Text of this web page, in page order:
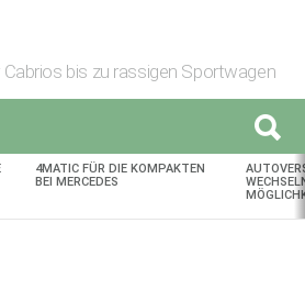
bis zu rassigen Sportwagen
4MATIC FÜR DIE KOMPAKTEN
BEI MERCEDES